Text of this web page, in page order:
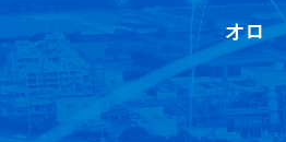
オロ